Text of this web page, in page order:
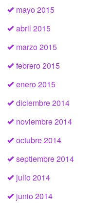
mayo 2015
abril 2015
marzo 2015
febrero 2015
enero 2015
diciembre 2014
noviembre 2014
octubre 2014
septiembre 2014
julio 2014
junio 2014